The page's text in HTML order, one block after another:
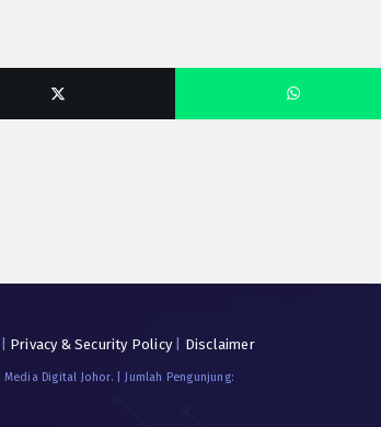
Privacy & Security Policy| Disclaimer
Digital Johor. | Jumlah Pengunjung: